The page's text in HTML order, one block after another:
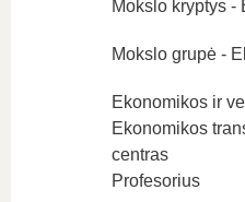
Mokslo kryptys -
Mokslo grupė -
Ekonomikos ir
Ekonomikos
centras
Profesorius